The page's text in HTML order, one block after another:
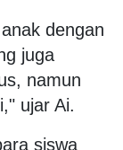
dengan
juga
namun
ujar Ai.
siswa